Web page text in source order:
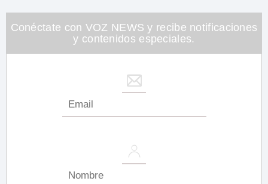
Conéctate con VOZ NEWS y recibe notificaciones
y contenidos especiales.